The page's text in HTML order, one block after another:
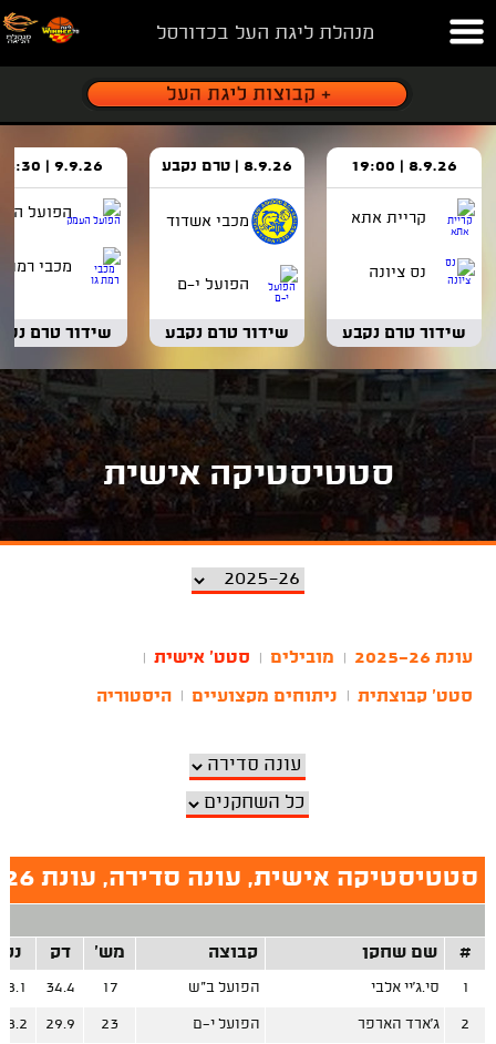
מנהלת ליגת העל בכדורסל
8.9.26 | 19:00
קריית אתא
נס ציונה
שידור טרם נקבע
8.9.26 | טרם נקבע
מכבי אשדוד
הפועל י-ם
שידור טרם נקבע
9.9.26 | 18:30
הפועל
מכבי רמת
שידור טרם
סטטיסטיקה אישית
עונת 2025-26 מובילים סטט' אישית
סטט' קבוצתית ניתוחים מקצועיים היסטוריה
סטטיסטיקה אישית, עונה סדירה, עונת 2025-26
# שם שחקן קבוצה מש' דק נק
1 סי.ג'יי אלבי הפועל ב"ש 17
34.4
18.1
2 ג'ארד הארפר הפועל י-ם 23
29.9